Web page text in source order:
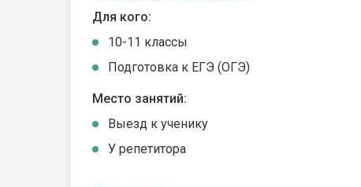
Для кого:
10-11 классы
Подготовка к ЕГЭ (ОГЭ)
Место занятий:
Выезд к ученику
У репетитора